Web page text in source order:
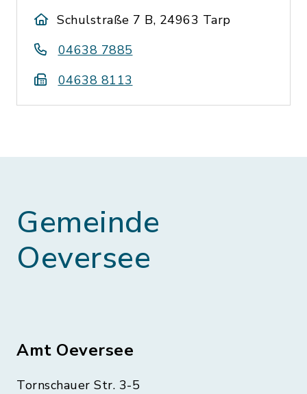
Schulstraße 7 B, 24963 Tarp
04638 7885
04638 8113
Gemeinde
Oeversee
Amt Oeversee
Tornschauer Str. 3-5